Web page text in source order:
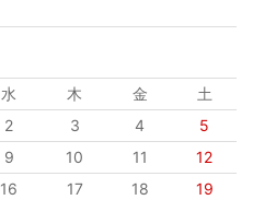
水 木 金
土
2 3 4
5
9 10 11
12
16 17 18
19